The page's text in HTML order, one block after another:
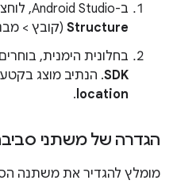
ב-Android Studio, לוחצים על
Structure (קובץ >
בחלונית הימנית,
SDK. הנתיב מוצג בקטע
location
.
הגדרה של משתני
מומלץ להגדיר את משתנה